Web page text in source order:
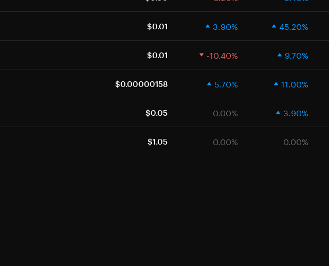
$0.01 3.90% 45.20%
$0.01 -10.40% 9.70%
$0.00000158 5.70% 11.00%
$0.05 0.00% 3.90%
$1.05 0.00% 0.00%